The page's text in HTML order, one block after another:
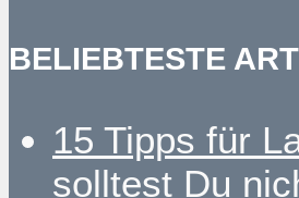
BELIEBTESTE
15 Tipps für
solltest Du